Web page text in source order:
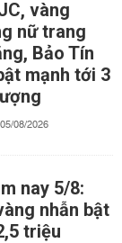
vàng
nữ trang
Bảo Tín
mạnh tới 3
08/2026
nay 5/8:
nhẫn bật
triệu